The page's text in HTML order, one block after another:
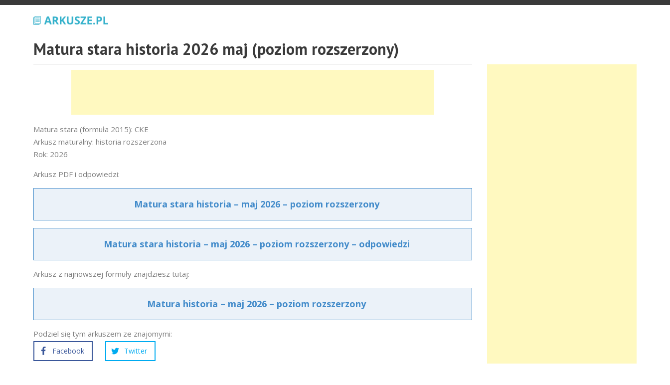
Matura stara historia 2026 maj (poziom rozszerzony)
Matura stara (formuła 2015): CKE
Arkusz maturalny: historia rozszerzona
Rok: 2026
Arkusz PDF i odpowiedzi:
Matura stara historia – maj 2026 – poziom rozszerzony
Matura stara historia – maj 2026 – poziom rozszerzony – odpowiedzi
Arkusz z najnowszej formuły znajdziesz tutaj:
Matura historia – maj 2026 – poziom rozszerzony
Podziel się tym arkuszem ze znajomymi:
Facebook Twitter